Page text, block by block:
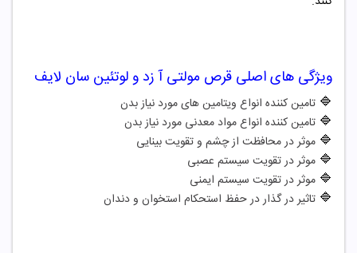
ویژگی های اصلی قرص مولتی آ زد و لوتئین سان لایف
🔷 تامین کننده انواع ویتامین های مورد نیاز بدن
🔷 تامین کننده انواع مواد معدنی مورد نیاز بدن
🔷 موثر در محافظت از چشم و تقویت بینایی
🔷 موثر در تقویت سیستم عصبی
🔷 موثر در تقویت سیستم ایمنی
🔷 تاثیر در گذار در حفظ استحکام استخوان و دندان